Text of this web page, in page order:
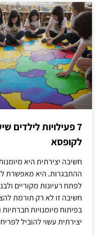
7 פעילויות לילדים
לקופסא
חשיבה יצירתית היא
ההתבגרות. היא מאפשרת
לפתח רעיונות מקוריים
חשיבה זו לא רק תורמת
בפיתוח מיומנויות
יצירתית עשוי להוביל